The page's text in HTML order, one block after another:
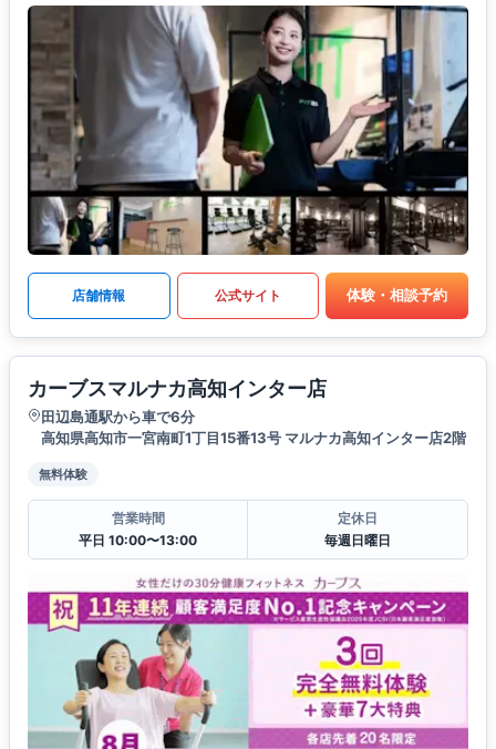
店舗情報 公式サイト 体験・相談予約
カーブスマルナカ高知インター店
田辺島通駅から車で6分
高知県高知市一宮南町1丁目15番13号 マルナカ高知インター店2階
無料体験
営業時間
平日 10:00〜13:00
定休日
毎週日曜日